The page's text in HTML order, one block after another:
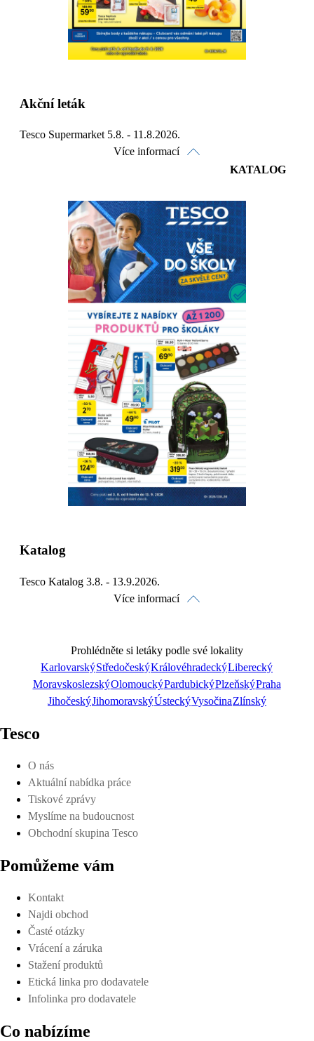
Akční leták
Tesco Supermarket 5.8. - 11.8.2026.
Více informací
Prohlédnout on-line
Stáhnout
Detaily o platnosti
KATALOG
Katalog
Tesco Katalog 3.8. - 13.9.2026.
Více informací
Prohlédnout on-line
Prohlédněte si letáky podle své lokality
KarlovarskýStředočeskýKrálovéhradeckýLiberecký
MoravskoslezskýOlomouckýPardubickýPlzeňskýPraha
JihočeskýJihomoravskýÚsteckýVysočinaZlínský
Tesco
O nás
Aktuální nabídka práce
Tiskové zprávy
Myslíme na budoucnost
Obchodní skupina Tesco
Pomůžeme vám
Kontakt
Najdi obchod
Časté otázky
Vrácení a záruka
Stažení produktů
Etická linka pro dodavatele
Infolinka pro dodavatele
Co nabízíme